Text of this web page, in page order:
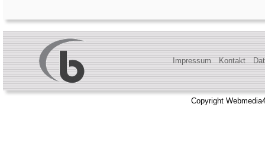
Impressum Kontakt
Copyright